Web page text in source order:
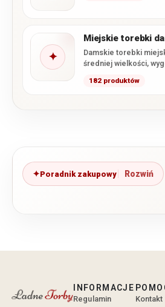
✦
Miejskie torebki
Damskie torebki
średniej wielkości,
182 produktów
Poradnik zakupowy
INFORMACJE
Regulamin
Kontakt